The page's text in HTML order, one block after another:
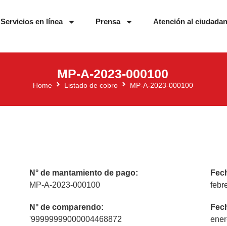
Servicios en línea Prensa Atención al
MP-A-2023-000100
Home Listado de cobro MP-A-2023-000100
N° de mantamiento de pago:
MP-A-2023-000100
N° de comparendo:
'99999999000004468872